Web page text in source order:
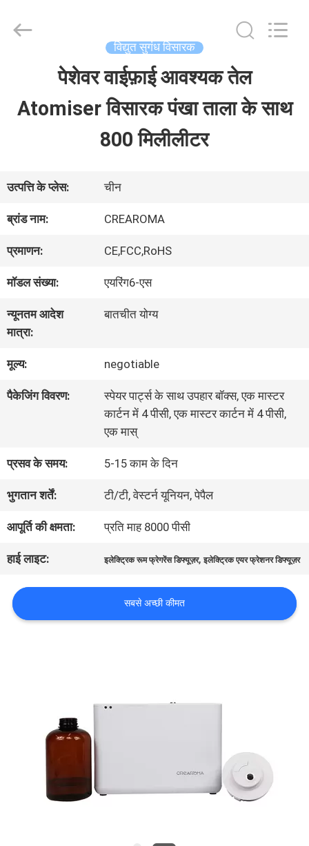
वीडियो
वीआर
दिखाएँ
हमारे
बारे
में
भ्रमण
संपर्क
करें
Online
ECER
विद्युत सुगंध विसारक
पेशेवर वाईफ़ाई आवश्यक तेल
Atomiser विसारक पंखा ताला के साथ
800 मिलीलीटर
उत्पत्ति के प्लेस: चीन
ब्रांड नाम: CREAROMA
प्रमाणन: CE,FCC,RoHS
मॉडल संख्या: एयरिंग6-एस
न्यूनतम आदेश
मात्रा:
बातचीत योग्य
मूल्य: negotiable
पैकेजिंग विवरण:
स्पेयर पार्ट्स के साथ उपहार बॉक्स, एक मास्टर
कार्टन में 4 पीसी, एक मास्टर कार्टन में 4 पीसी,
एक मास्
प्रसव के समय: 5-15 काम के दिन
भुगतान शर्तें: टी/टी, वेस्टर्न यूनियन, पेपैल
आपूर्ति की क्षमता: प्रति माह 8000 पीसी
हाई लाइट: इलेक्ट्रिक रूम फ्रेगरेंस डिफ्यूज़र,इलेक्ट्रिक एयर फ्रेशनर डिफ्यूज़र
सबसे अच्छी कीमत